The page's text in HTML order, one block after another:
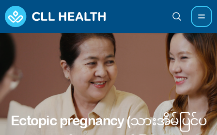
Ectopic pregnancy (သားအိမ်ပြင်ပ